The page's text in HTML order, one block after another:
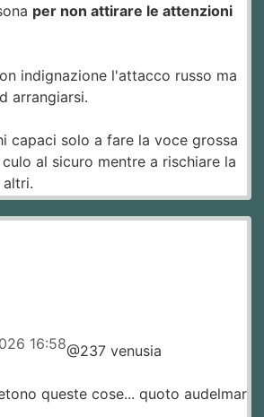
per non attirare le attenzioni
indignazione l'attacco russo ma
arrangiarsi.
capaci solo a fare la voce grossa
al sicuro mentre a rischiare la
altri.
16:58@237 venusia
queste cose... quoto audelmar